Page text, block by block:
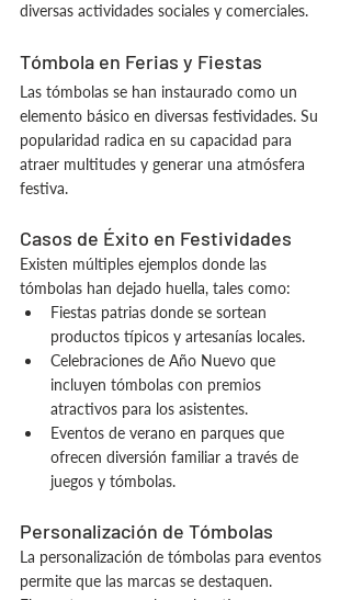
diversas actividades sociales y comerciales.
Tómbola en Ferias y Fiestas
Las tómbolas se han instaurado como un
elemento básico en diversas festividades. Su
popularidad radica en su capacidad para
atraer multitudes y generar una atmósfera
festiva.
Casos de Éxito en Festividades
Existen múltiples ejemplos donde las
tómbolas han dejado huella, tales como:
Fiestas patrias donde se sortean
productos típicos y artesanías locales.
Celebraciones de Año Nuevo que
incluyen tómbolas con premios
atractivos para los asistentes.
Eventos de verano en parques que
ofrecen diversión familiar a través de
juegos y tómbolas.
Personalización de Tómbolas
La personalización de tómbolas para eventos
permite que las marcas se destaquen.